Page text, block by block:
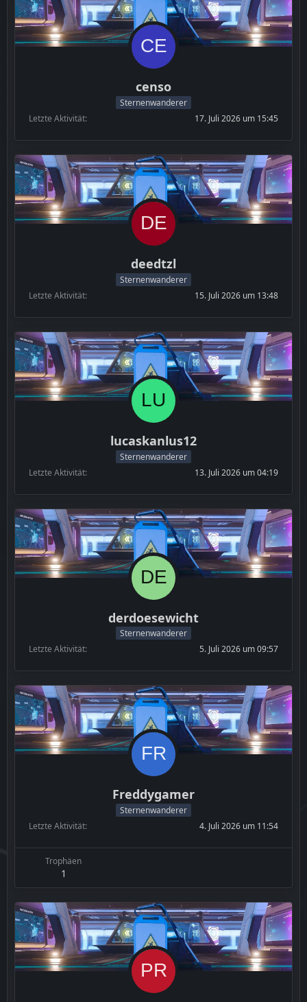
censo
Sternenwanderer
Letzte Aktivität
17. Juli 2026 um 15:45
deedtzl
Sternenwanderer
Letzte Aktivität
15. Juli 2026 um 13:48
lucaskanlus12
Sternenwanderer
Letzte Aktivität
13. Juli 2026 um 04:19
derdoesewicht
Sternenwanderer
Letzte Aktivität
5. Juli 2026 um 09:57
Freddygamer
Sternenwanderer
Letzte Aktivität
4. Juli 2026 um 11:54
Trophäen
1